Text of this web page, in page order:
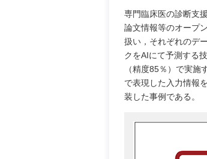
専門臨床医の診断支
論文情報等のオープ
扱い，それぞれのデ
クをAIにて予測する
（精度85％）で実
で表現した入力情報
装した事例である。